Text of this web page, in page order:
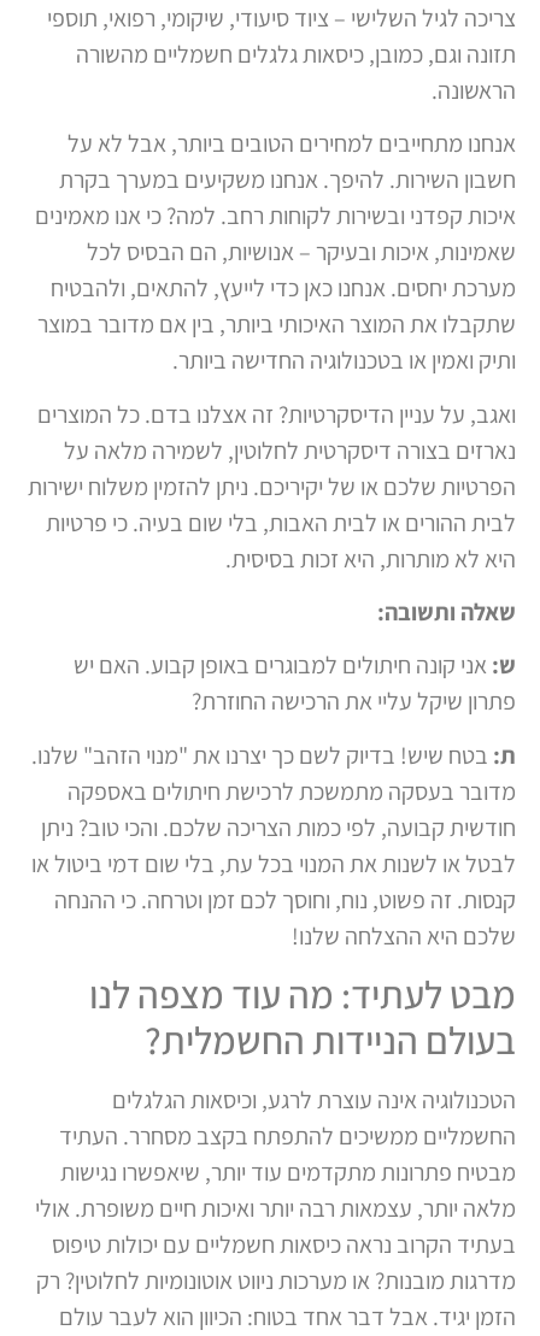
צריכה לגיל השלישי – ציוד סיעודי, שיקומי, רפואי, תוספי
תזונה וגם, כמובן, כיסאות גלגלים חשמליים מהשורה
הראשונה.
אנחנו מתחייבים למחירים הטובים ביותר, אבל לא על
חשבון השירות. להיפך. אנחנו משקיעים במערך בקרת
איכות קפדני ובשירות לקוחות רחב. למה? כי אנו מאמינים
שאמינות, איכות ובעיקר – אנושיות, הם הבסיס לכל
מערכת יחסים. אנחנו כאן כדי לייעץ, להתאים, ולהבטיח
שתקבלו את המוצר האיכותי ביותר, בין אם מדובר במוצר
ותיק ואמין או בטכנולוגיה החדישה ביותר.
ואגב, על עניין הדיסקרטיות? זה אצלנו בדם. כל המוצרים
נארזים בצורה דיסקרטית לחלוטין, לשמירה מלאה על
הפרטיות שלכם או של יקיריכם. ניתן להזמין משלוח ישירות
לבית ההורים או לבית האבות, בלי שום בעיה. כי פרטיות
היא לא מותרות, היא זכות בסיסית.
שאלה ותשובה:
ש:אני קונה חיתולים למבוגרים באופן קבוע. האם יש
פתרון שיקל עליי את הרכישה החוזרת?
ת:בטח שיש! בדיוק לשם כך יצרנו את "מנוי הזהב" שלנו.
מדובר בעסקה מתמשכת לרכישת חיתולים באספקה
חודשית קבועה, לפי כמות הצריכה שלכם. והכי טוב? ניתן
לבטל או לשנות את המנוי בכל עת, בלי שום דמי ביטול או
קנסות. זה פשוט, נוח, וחוסך לכם זמן וטרחה. כי ההנחה
שלכם היא ההצלחה שלנו!
מבט לעתיד: מה עוד מצפה לנו
בעולם הניידות החשמלית?
הטכנולוגיה אינה עוצרת לרגע, וכיסאות הגלגלים
החשמליים ממשיכים להתפתח בקצב מסחרר. העתיד
מבטיח פתרונות מתקדמים עוד יותר, שיאפשרו נגישות
מלאה יותר, עצמאות רבה יותר ואיכות חיים משופרת. אולי
בעתיד הקרוב נראה כיסאות חשמליים עם יכולות טיפוס
מדרגות מובנות? או מערכות ניווט אוטונומיות לחלוטין? רק
הזמן יגיד. אבל דבר אחד בטוח: הכיוון הוא לעבר עולם